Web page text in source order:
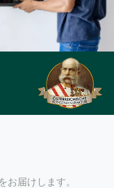
お届けします。